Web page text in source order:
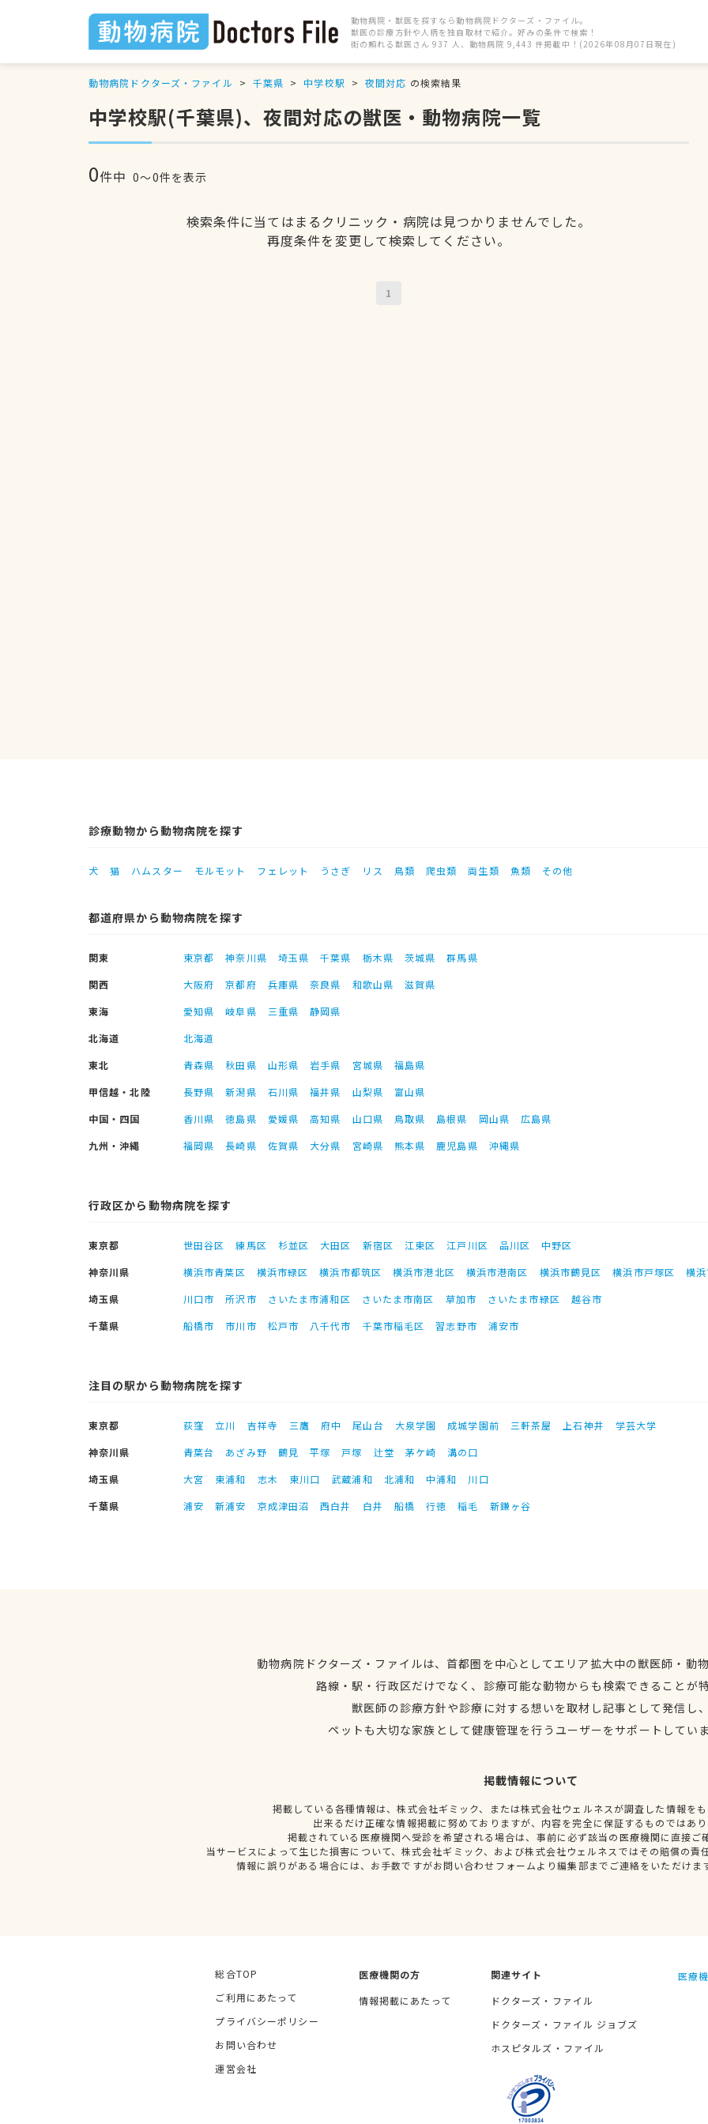
動物病院・獣医を探すなら動物病院ドクターズ・ファイル。
獣医の診療方針や人柄を独自取材で紹介。好みの条件で検索！
街の頼れる獣医さん 937 人、動物病院 9,443 件掲載中！(2026年08月07日現在)
動物病院ドクターズ・ファイル 千葉県 中学校駅 夜間対応 の検索結果
中学校駅(千葉県)、夜間対応の獣医・動物病院一覧
0件中 0〜0件を表示
検索条件に当てはまるクリニック・病院は見つかりませんでした。
再度条件を変更して検索してください。
1
診療動物から動物病院を探す
犬 猫 ハムスター モルモット フェレット うさぎ リス 鳥類 爬虫類 両生類 魚類 その他
都道府県から動物病院を探す
関東 東京都 神奈川県 埼玉県 千葉県 栃木県 茨城県
群馬県
関西
大阪府 京都府 兵庫県 奈良県 和歌山県
滋賀県
東海
愛知県 岐阜県 三重県
静岡県
北海道
北海道
東北
青森県 秋田県 山形県 岩手県 宮城県
福島県
甲信越・北陸
長野県 新潟県 石川県 福井県 山梨県
富山県
中国・四国
香川県 徳島県 愛媛県 高知県 山口県 鳥取県 島根県 岡山県
広島県
九州・沖縄
福岡県 長崎県 佐賀県 大分県 宮崎県 熊本県 鹿児島県 沖縄県
行政区から動物病院を探す
東京都 世田谷区 練馬区 杉並区 大田区 新宿区 江東区 江戸川区 品川区
中野区
神奈川県
横浜市青葉区 横浜市緑区 横浜市都筑区 横浜市港北区 横浜市港南区 横浜市鶴見区 横浜市戸塚区
横
埼玉県
川口市 所沢市 さいたま市浦和区 さいたま市南区 草加市 さいたま市緑区
越谷市
千葉県
船橋市 市川市 松戸市 八千代市 千葉市稲毛区 習志野市 浦安市
注目の駅から動物病院を探す
東京都 荻窪 立川 吉祥寺 三鷹 府中 尾山台 大泉学園 成城学園前 三軒茶屋 上石神井
学芸大学
神奈川県
青葉台 あざみ野 鶴見 平塚 戸塚 辻堂 茅ケ崎
溝の口
埼玉県
大宮 東浦和 志木 東川口 武蔵浦和 北浦和 中浦和
川口
千葉県
浦安 新浦安 京成津田沼 西白井 白井 船橋 行徳 稲毛 新鎌ヶ谷
動物病院ドクターズ・ファイルは、首都圏を中心としてエリア拡大中の獣医師・動
路線・駅・行政区だけでなく、診療可能な動物からも検索できることが
獣医師の診療方針や診療に対する想いを取材し記事として発信し
ペットも大切な家族として健康管理を行うユーザーをサポートしてい
掲載情報について
掲載している各種情報は、株式会社ギミック、または株式会社ウェルネスが調査した情報を
出来るだけ正確な情報掲載に努めておりますが、内容を完全に保証するものではあ
掲載されている医療機関へ受診を希望される場合は、事前に必ず該当の医療機関に直接ご
当サービスによって生じた損害について、株式会社ギミック、および株式会社ウェルネスではその賠償の責
情報に誤りがある場合には、お手数ですがお問い合わせフォームより編集部までご連絡をいただけま
総合TOP
ご利用にあたって
プライバシーポリシー
お問い合わせ
運営会社
医療機関の方
情報掲載にあたって
関連サイト
ドクターズ・ファイル
ドクターズ・ファイル ジョブズ
ホスピタルズ・ファイル
医療